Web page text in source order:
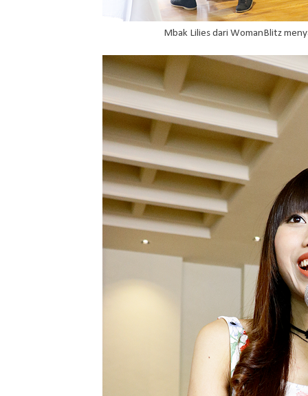
Mbak Lilies dari WomanBlitz